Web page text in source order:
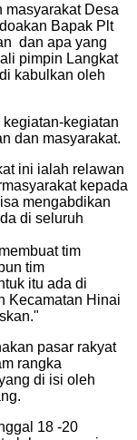
masyarakat Desa
Bapak Plt
dan apa yang
pimpin Langkat
kabulkan oleh
kegiatan
dan masyarakat.
ini ialah relawan
kepada
mengabdikan
di seluruh
tim
tim
itu ada di
Kecamatan Hinai
"
pasar rakyat
rangka
di isi oleh
18 -20